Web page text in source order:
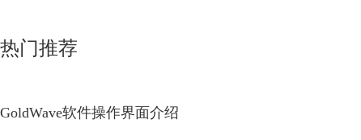
热门推荐
GoldWave软件操作界面介绍